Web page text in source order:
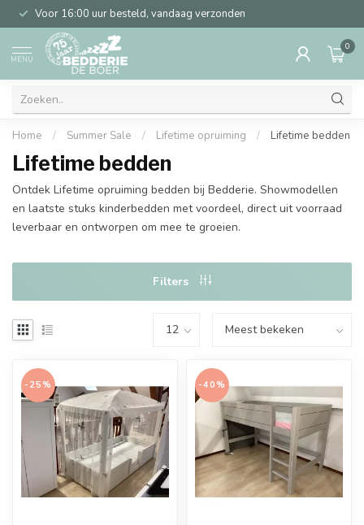
Voor 16:00 uur besteld, vandaag verzonden
MENU
0
Home / Summer Sale / Lifetime opruiming / Lifetime bedden
Lifetime bedden
Ontdek Lifetime opruiming bedden bij Bedderie. Showmodellen
en laatste stuks kinderbedden met voordeel, direct uit voorraad
leverbaar en ontworpen om mee te groeien.
Filters
-25% -40%